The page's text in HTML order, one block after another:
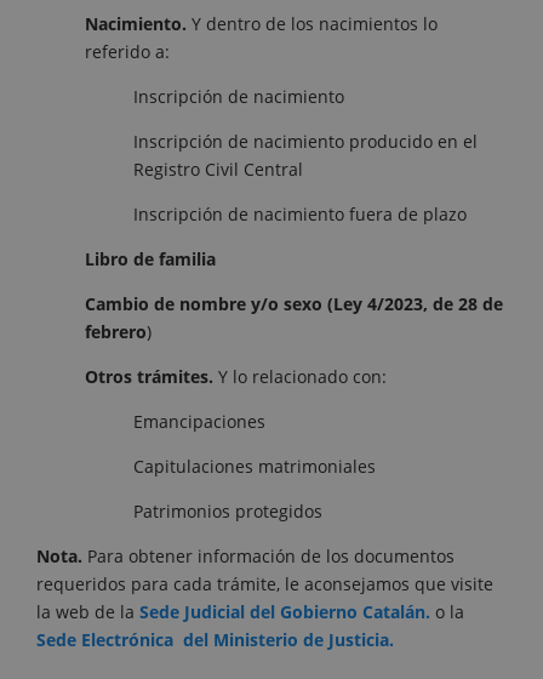
Nacimiento. Y dentro de los nacimientos lo
referido a:
Inscripción de nacimiento
Inscripción de nacimiento producido en el
Registro Civil Central
Inscripción de nacimiento fuera de plazo
Libro de familia
Cambio de nombre y/o sexo (Ley 4/2023, de 28 de
febrero)
Otros trámites. Y lo relacionado con:
Emancipaciones
Capitulaciones matrimoniales
Patrimonios protegidos
Nota. Para obtener información de los documentos
requeridos para cada trámite, le aconsejamos que visite
la web de la Sede Judicial del Gobierno Catalán. o la
Sede Electrónica del Ministerio de Justicia.